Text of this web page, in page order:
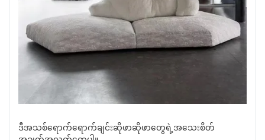
ဒီအသစ်ရောက်ရောက်ချင်းဆိုဖာဆိုဖာတွေရဲ့အသေးစိတ်